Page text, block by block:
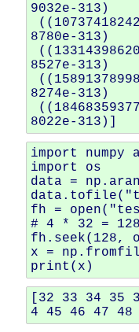
9032e-313)
8780e-313)
8527e-313)
8274e-313)
import numpy
import
os
data
= np .
data . tofile(
fh
= open(
# 4 * 32 = 128
fh . seek( 128,
x
= np .
print ( x )
[32 33 34 35